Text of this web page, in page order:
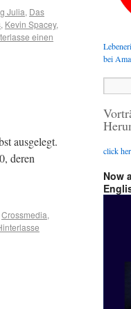
Julia, Das
, Kevin Spacey,
einen
ausgelegt.
deren
Crossmedia,
bei
click
Now